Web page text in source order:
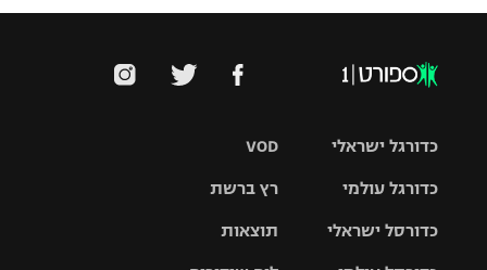
VOD
רץ ברשת
תוצאות
כדורגל ישראלי
כדורגל עולמי
האלופות
כדורסל ישראלי